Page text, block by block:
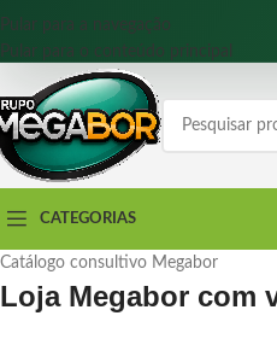
Pular para a navegação
Pular para o conteúdo principal
CATEGORIAS
Catálogo consultivo Megabor
Loja Megabor com